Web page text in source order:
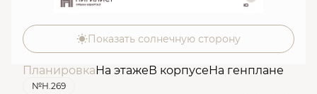
Показать солнечную сторону
ПланировкаНа этажеВ корпусеНа генплане
№Н.269